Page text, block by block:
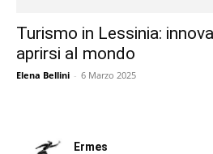
Turismo in Lessinia:
aprirsi al mondo
Elena Bellini - 6 Marzo 2025
Ermes